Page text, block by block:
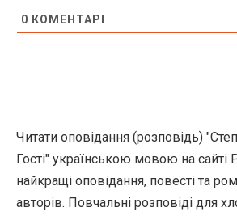
0 КОМЕНТАРІ
Читати оповідання (розповідь)
Гості" українською мовою на сайті
найкращі оповідання, повесті та
авторів. Повчальні розповіді для